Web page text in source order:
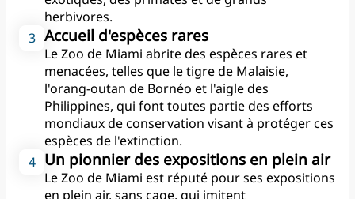
possible d'acheter de l'eau
en bouteille à différents
endroits.
5. Stationnement
Le Zoo de Miami dispose
d'un grand nombre de
places de stationnement, y
compris des places
réservées aux gros
véhicules, aux bus et aux
herbivores.
Accueil d'espèces rares
Le Zoo de Miami abrite des espèces rares et
menacées, telles que le tigre de Malaisie,
l'orang-outan de Bornéo et l'aigle des
Philippines, qui font toutes partie des efforts
mondiaux de conservation visant à protéger ces
espèces de l'extinction.
Un pionnier des expositions en plein air
Le Zoo de Miami est réputé pour ses expositions
en plein air, sans cage, qui imitent